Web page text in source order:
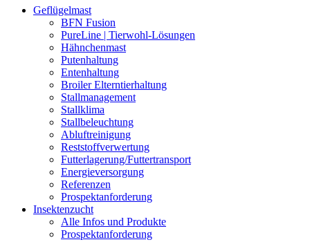
Geflügelmast
BFN Fusion
PureLine | Tierwohl-Lösungen
Hähnchenmast
Putenhaltung
Entenhaltung
Broiler Elterntierhaltung
Stallmanagement
Stallklima
Stallbeleuchtung
Abluftreinigung
Reststoffverwertung
Futterlagerung/Futtertransport
Energieversorgung
Referenzen
Prospektanforderung
Insektenzucht
Alle Infos und Produkte
Prospektanforderung